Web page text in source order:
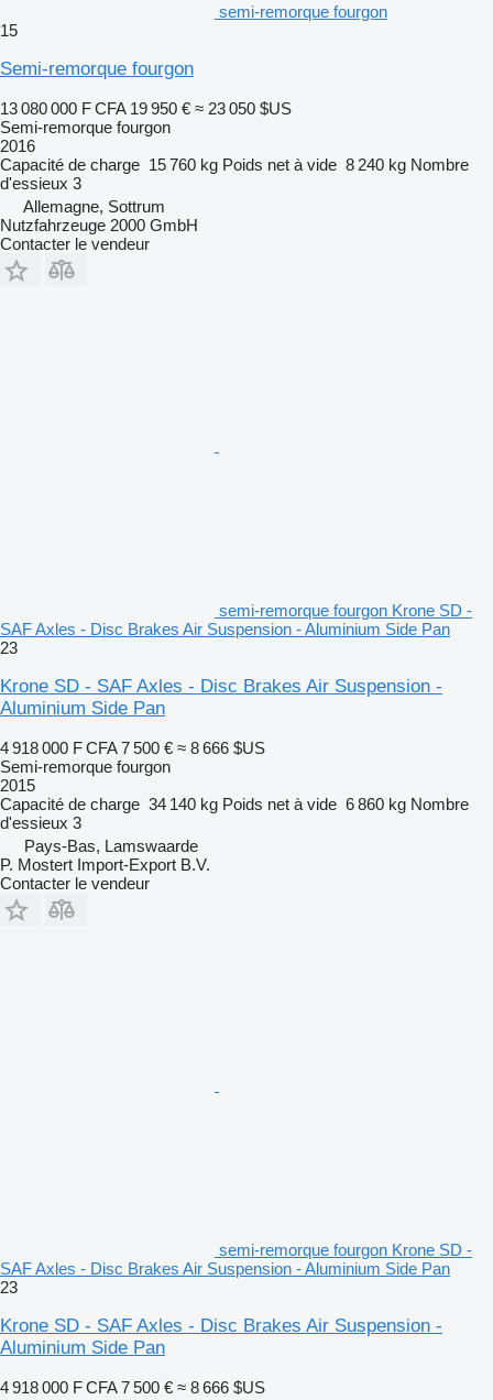
semi-remorque fourgon
15
Semi-remorque fourgon
13 080 000 F CFA 19 950 € ≈ 23 050 $US
Semi-remorque fourgon
2016
Capacité de charge 15 760 kg Poids net à vide 8 240 kg Nombre
d'essieux 3
Allemagne, Sottrum
Nutzfahrzeuge 2000 GmbH
Contacter le vendeur
semi-remorque fourgon Krone SD -
SAF Axles - Disc Brakes Air Suspension - Aluminium Side Pan
23
Krone SD - SAF Axles - Disc Brakes Air Suspension -
Aluminium Side Pan
4 918 000 F CFA 7 500 € ≈ 8 666 $US
Semi-remorque fourgon
2015
Capacité de charge 34 140 kg Poids net à vide 6 860 kg Nombre
d'essieux 3
Pays-Bas, Lamswaarde
P. Mostert Import-Export B.V.
Contacter le vendeur
semi-remorque fourgon Krone SD -
SAF Axles - Disc Brakes Air Suspension - Aluminium Side Pan
23
Krone SD - SAF Axles - Disc Brakes Air Suspension -
Aluminium Side Pan
4 918 000 F CFA 7 500 € ≈ 8 666 $US